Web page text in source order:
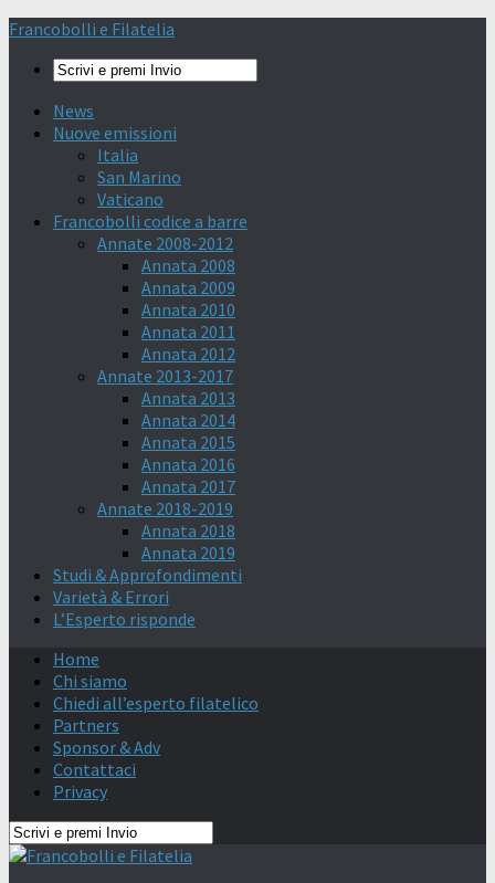
Francobolli e Filatelia
News
Nuove emissioni
Italia
San Marino
Vaticano
Francobolli codice a barre
Annate 2008-2012
Annata 2008
Annata 2009
Annata 2010
Annata 2011
Annata 2012
Annate 2013-2017
Annata 2013
Annata 2014
Annata 2015
Annata 2016
Annata 2017
Annate 2018-2019
Annata 2018
Annata 2019
Studi & Approfondimenti
Varietà & Errori
L’Esperto risponde
Home
Chi siamo
Chiedi all’esperto filatelico
Partners
Sponsor & Adv
Contattaci
Privacy